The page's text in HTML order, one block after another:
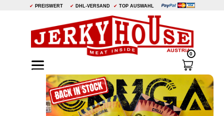
✔ PREISWERT ✔ DHL-VERSAND ✔ TOP AUSWAHL
0